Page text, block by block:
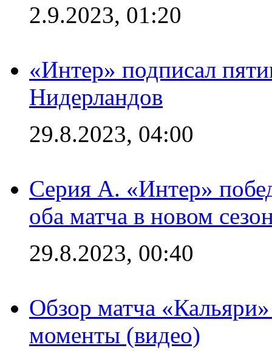
2.9.2023, 01:20
«Интер» подписал
Нидерландов
29.8.2023, 04:00
Серия А. «Интер»
оба матча в новом
29.8.2023, 00:40
Обзор матча
моменты (видео)